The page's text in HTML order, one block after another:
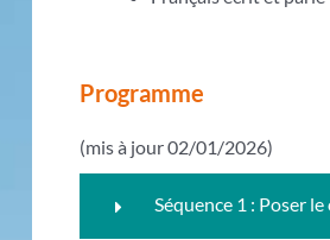
Programme
(mis à jour 02/01/2026)
Séquence 1 : Poser